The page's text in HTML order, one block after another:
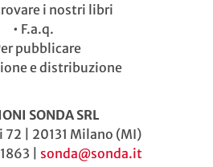
i nostri libri
• F.a.q.
pubblicare
e distribuzione
SONDA SRL
72 | 20131 Milano (MI)
| sonda@sonda.it